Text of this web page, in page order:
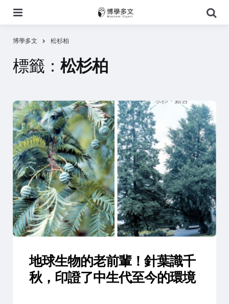
尋
博學多文 松杉柏
標籤： 松杉柏
地球生物的老前輩！針葉識千
秋，印證了中生代至今的環境